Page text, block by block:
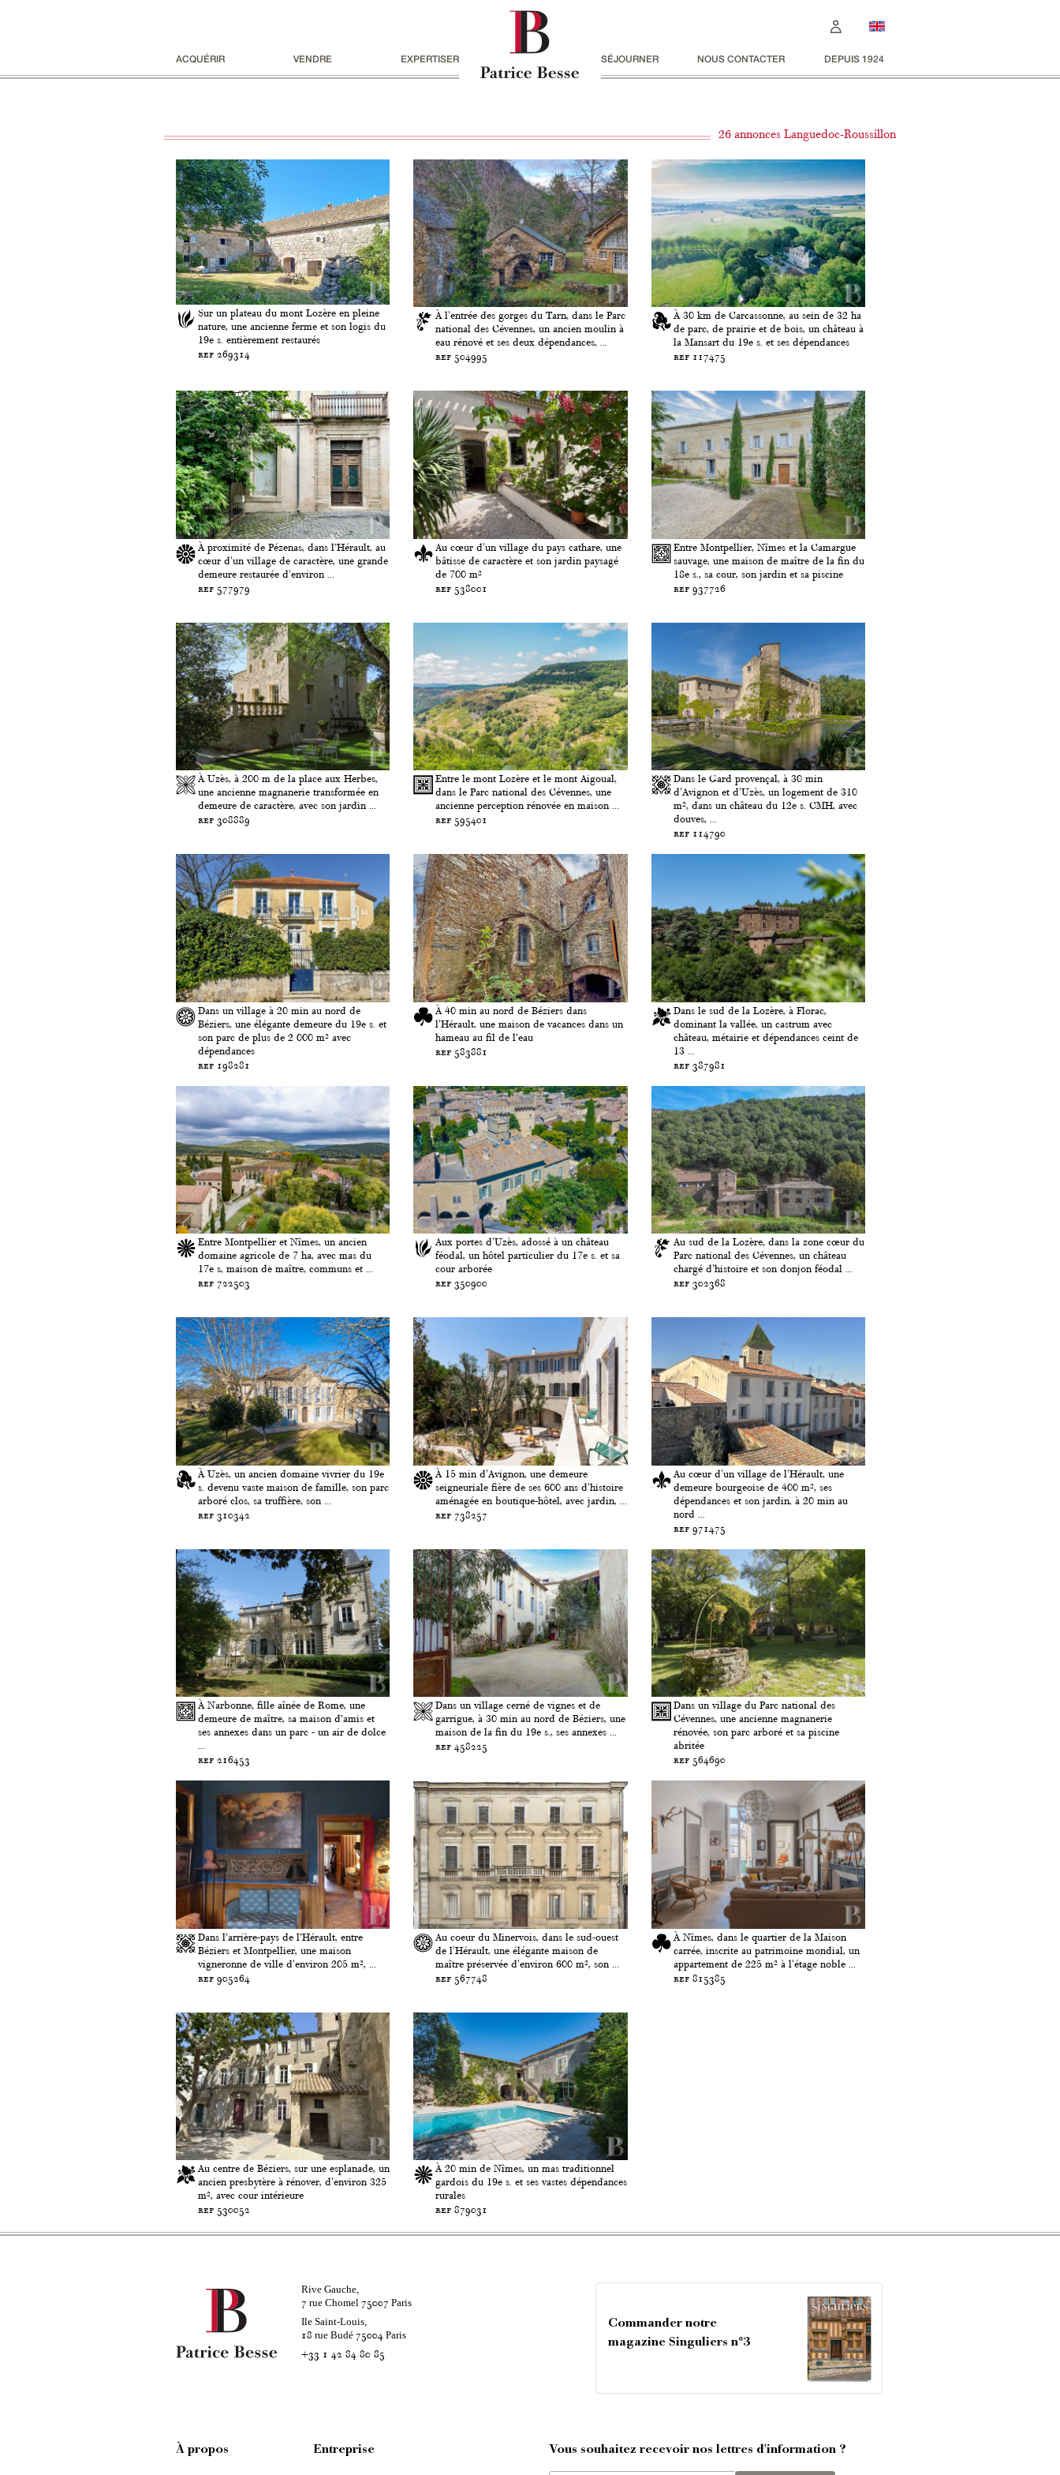
ACQUÉRIR VENDRE EXPERTISER SÉJOURNER NOUS CONTACTER DEPUIS 1924
26 annonces Languedoc-Roussillon
Sur un plateau du mont Lozère en pleine
nature, une ancienne ferme et son logis du
19e s. entièrement restaurés
ref 269314
À l'entrée des gorges du Tarn, dans le Parc
national des Cévennes, un ancien moulin à
eau rénové et ses deux dépendances, ...
ref 504995
À 30 km de Carcassonne, au sein de 32 ha
de parc, de prairie et de bois, un château à
la Mansart du 19e s. et ses dépendances
ref 117475
À proximité de Pézenas, dans l’Hérault, au
cœur d'un village de caractère, une grande
demeure restaurée d'environ ...
ref 577979
Au cœur d'un village du pays cathare, une
bâtisse de caractère et son jardin paysagé
de 700 m²
ref 538001
Entre Montpellier, Nîmes et la Camargue
sauvage, une maison de maître de la fin du
18e s., sa cour, son jardin et sa piscine
ref 937726
À Uzès, à 200 m de la place aux Herbes,
une ancienne magnanerie transformée en
demeure de caractère, avec son jardin ...
ref 308889
Entre le mont Lozère et le mont Aigoual,
dans le Parc national des Cévennes, une
ancienne perception rénovée en maison ...
ref 595401
Dans le Gard provençal, à 30 min
d'Avignon et d'Uzès, un logement de 310
m², dans un château du 12e s. CMH, avec
douves, ...
ref 114790
Dans un village à 20 min au nord de
Béziers, une élégante demeure du 19e s. et
son parc de plus de 2 000 m² avec
dépendances
ref 198281
À 40 min au nord de Béziers dans
l'Hérault, une maison de vacances dans un
hameau au fil de l’eau
ref 583881
Dans le sud de la Lozère, à Florac,
dominant la vallée, un castrum avec
château, métairie et dépendances ceint de
13 ...
ref 387981
Entre Montpellier et Nîmes, un ancien
domaine agricole de 7 ha, avec mas du
17e s, maison de maître, communs et ...
ref 722503
Aux portes d'Uzès, adossé à un château
féodal, un hôtel particulier du 17e s. et sa
cour arborée
ref 350900
Au sud de la Lozère, dans la zone cœur du
Parc national des Cévennes, un château
chargé d'histoire et son donjon féodal ...
ref 302368
À Uzès, un ancien domaine vivrier du 19e
s. devenu vaste maison de famille, son parc
arboré clos, sa truffière, son ...
ref 310342
À 15 min d'Avignon, une demeure
seigneuriale fière de ses 600 ans d'histoire
aménagée en boutique-hôtel, avec jardin, ...
ref 738257
Au cœur d'un village de l'Hérault, une
demeure bourgeoise de 400 m², ses
dépendances et son jardin, à 20 min au
nord ...
ref 971475
À Narbonne, fille aînée de Rome, une
demeure de maître, sa maison d’amis et
ses annexes dans un parc - un air de dolce
ref 216453
Dans un village cerné de vignes et de
garrigue, à 30 min au nord de Béziers, une
maison de la fin du 19e s., ses annexes ...
ref 458225
Dans un village du Parc national des
Cévennes, une ancienne magnanerie
rénovée, son parc arboré et sa piscine
abritée
ref 564690
Dans l’arrière-pays de l’Hérault, entre
Béziers et Montpellier, une maison
vigneronne de ville d'environ 205 m², ...
ref 905264
Au coeur du Minervois, dans le sud-ouest
de l'Hérault, une élégante maison de
maître préservée d'environ 600 m², son ...
ref 567748
À Nîmes, dans le quartier de la Maison
carrée, inscrite au patrimoine mondial, un
appartement de 225 m² à l'étage noble ...
ref 815385
Au centre de Béziers, sur une esplanade, un
ancien presbytère à rénover, d'environ 325
m², avec cour intérieure
ref 530052
À 20 min de Nîmes, un mas traditionnel
gardois du 19e s. et ses vastes dépendances
rurales
ref 879031
Rive Gauche,
7 rue Chomel 75007 Paris
Ile Saint-Louis,
18 rue Budé 75004Paris
+33 1 42 84 80 85
Commander notre
magazine Singuliers n°3
À propos Entreprise Vous souhaitez recevoir nos lettres d'information ?